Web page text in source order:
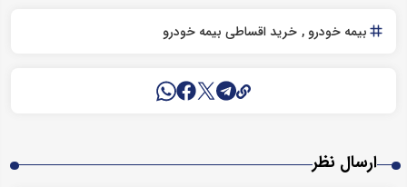
بیمه خودرو خرید اقساطی بیمه خودرو
ارسال نظر